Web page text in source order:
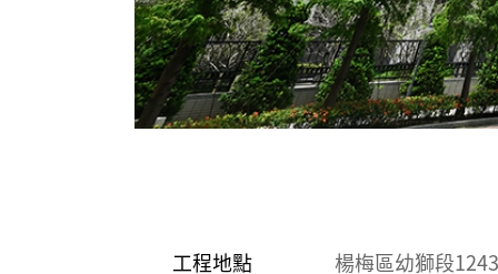
工程地點 楊梅區幼獅段